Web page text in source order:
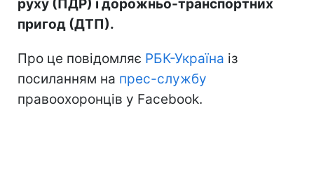
руху (ПДР) і дорожньо-транспортних
пригод (ДТП).
Про це повідомляє РБК-Україна із
посиланням на прес-службу
правоохоронців у Facebook.